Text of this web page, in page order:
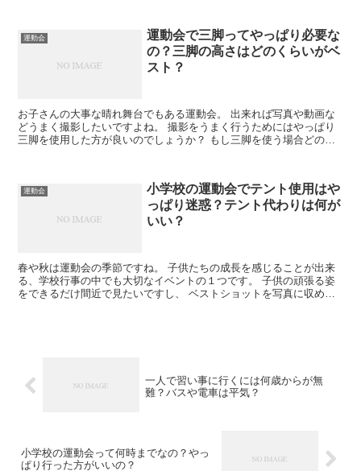
運動会
運動会で三脚ってやっぱり必要な
の？三脚の高さはどのくらいがベ
スト？
お子さんの大事な晴れ舞台でもある運動会。 出来れば写真や動画な
どうまく撮影したいですよね。 撮影をうまく行うためにはやっぱり
三脚を使用した方が良いのでしょうか？ もし三脚を使う場合どの高
運動会
小学校の運動会でテント使用はや
っぱり迷惑？テント代わりは何が
いい？
春や秋は運動会の季節ですね。 子供たちの成長を感じることが出来
る、学校行事の中でも大切なイベントの１つです。 子供の頑張る姿
をできるだけ間近で見たいですし、 ベストショットを写真に収めた
一人で習い事に行くには何歳からが無
難？バスや電車は平気？
小学校の運動会って何時までなの？やっ
ぱり行った方がいいの？